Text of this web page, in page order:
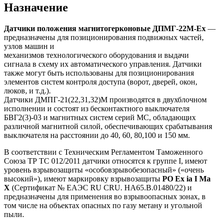
Назначение
Датчики положения магнитогерконовые ДПМГ-22М-Ex —
предназначены для позиционирования подвижных частей,
узлов машин и
механизмов технологического оборудования и выдачи
сигнала в схему их автоматического управления. Датчики
также могут быть использованы для позиционирования
элементов систем контроля доступа (ворот, дверей, окон,
люков, и т.д.).
Датчики ДМПГ-21(22,31,32)М производятся в двухблочном
исполнении и состоят из бесконтактного выключателя
БВГ2(3)-03 и магнитных систем серий МС, обладающих
различной магнитной силой, обеспечивающих срабатывания
выключателя на расстоянии до 40, 60, 80,100 и 150 мм.
В соответствии с Техническим Регламентом Таможенного
Союза ТР ТС 012/2011 датчики относятся к группе I, имеют
уровень взрывозащиты «особовзрывобезопасный» («очень
высокий»), имеют маркировку взрывозащиты РО Ех ia I Ма
Х (Сертификат № ЕАЭС RU CRU. HA65.B.01480/22) и
предназначены для применения во взрывоопасных зонах, в
том числе на объектах опасных по газу метану и угольной
пыли.